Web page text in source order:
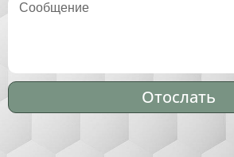
Отослать